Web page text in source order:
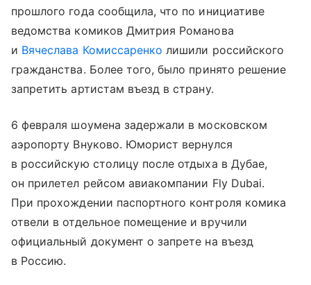
прошлого года сообщила, что по инициативе
ведомства комиков Дмитрия Романова
и Вячеслава Комиссаренко лишили российского
гражданства. Более того, было принято решение
запретить артистам въезд в страну.
6 февраля шоумена задержали в московском
аэропорту Внуково. Юморист вернулся
в российскую столицу после отдыха в Дубае,
он прилетел рейсом авиакомпании Fly Dubai.
При прохождении паспортного контроля комика
отвели в отдельное помещение и вручили
официальный документ о запрете на въезд
в Россию.